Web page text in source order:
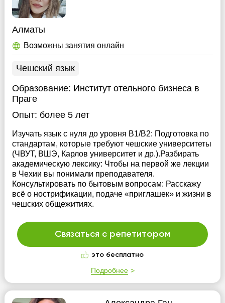
Алматы
Возможны занятия онлайн
Чешский язык
Образование: Институт отельного бизнеса в
Праге
Опыт: более 5 лет
​Изучать язык с нуля до уровня B1/B2: Подготовка по
стандартам, которые требуют чешские университеты
(ЧВУТ, ВШЭ, Карлов университет и др.). ​Разбирать
академическую лексику: Чтобы на первой же лекции
в Чехии вы понимали преподавателя. ​
Консультировать по бытовым вопросам: Расскажу
всё о нострификации, подаче «приглашек» и жизни в
чешских общежитиях.
Связаться с репетитором
это бесплатно
Подробнее